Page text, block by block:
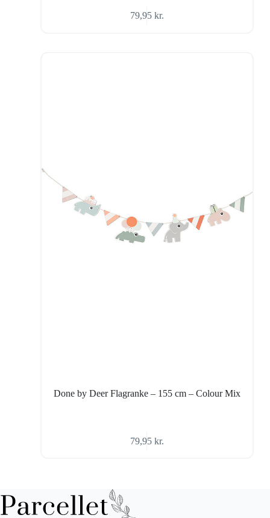
79,95 kr.
Done by Deer Flagranke – 155 cm – Colour Mix
79,95 kr.